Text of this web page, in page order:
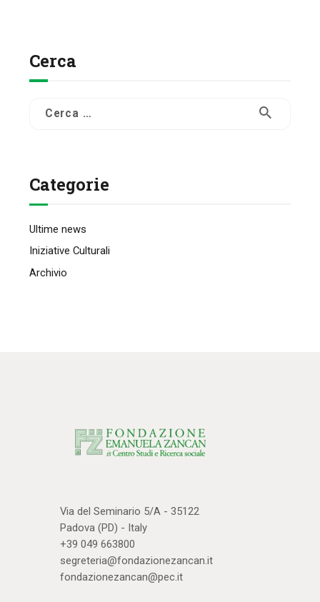
Cerca
Ricerca
Categorie
Ultime news
Iniziative Culturali
Archivio
Via del Seminario 5/A - 35122
Padova (PD) - Italy
+39 049 663800
segreteria@fondazionezancan.it
fondazionezancan@pec.it